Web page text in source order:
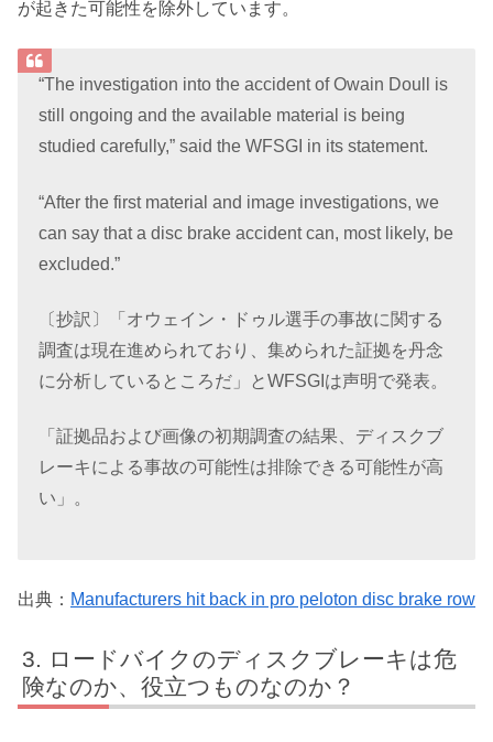
が起きた可能性を除外しています。
“The investigation into the accident of Owain Doull is
still ongoing and the available material is being
studied carefully,” said the WFSGI in its statement.
“After the first material and image investigations, we
can say that a disc brake accident can, most likely, be
excluded.”
〔抄訳〕「オウェイン・ドゥル選手の事故に関する
調査は現在進められており、集められた証拠を丹念
に分析しているところだ」とWFSGIは声明で発表。
「証拠品および画像の初期調査の結果、ディスクブ
レーキによる事故の可能性は排除できる可能性が高
い」。
出典： Manufacturers hit back in pro peloton disc brake row
ロードバイクのディスクブレーキは危
険なのか、役立つものなのか？